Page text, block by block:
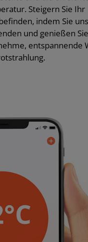
Steigern Sie Ihr
indem Sie
und genießen
entspannende